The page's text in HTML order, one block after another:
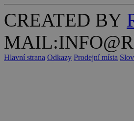
CREATED BY
Hlavní strana Odkazy Prodejní místa